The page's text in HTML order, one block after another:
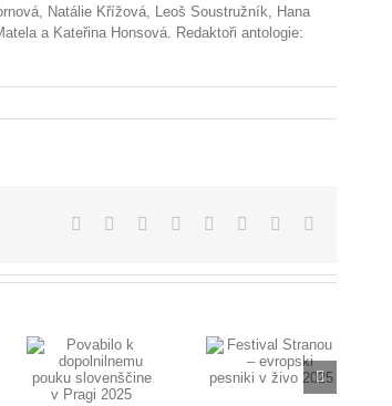
Natálie Křížová, Leoš Soustružník, Hana
a Kateřina Honsová. Redaktoři antologie:
Facebook Reddit LinkedIn
TumblrPinterest
Festival
Stranou –
evropski